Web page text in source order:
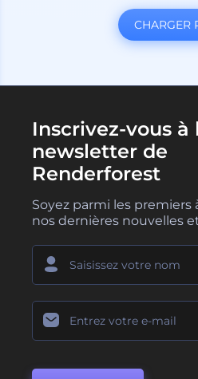
CHARGER
Inscrivez-vous à
newsletter de
Renderforest
Soyez parmi les premiers
nos dernières nouvelles